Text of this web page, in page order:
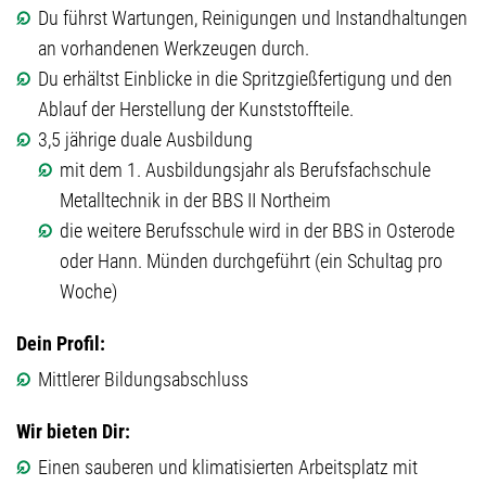
Du führst Wartungen, Reinigungen und Instandhaltungen
an vorhandenen Werkzeugen durch.
Du erhältst Einblicke in die Spritzgießfertigung und den
Ablauf der Herstellung der Kunststoffteile.
3,5 jährige duale Ausbildung
mit dem 1. Ausbildungsjahr als Berufsfachschule
Metalltechnik in der BBS II Northeim
die weitere Berufsschule wird in der BBS in Osterode
oder Hann. Münden durchgeführt (ein Schultag pro
Woche)
Dein Profil:
Mittlerer Bildungsabschluss
Wir bieten Dir:
Einen sauberen und klimatisierten Arbeitsplatz mit